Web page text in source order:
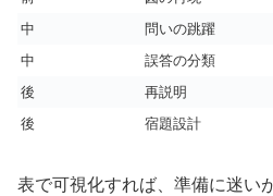
中
問いの跳躍
中
誤答の分類
後
再説明
後
宿題設計
表で可視化すれば、準備に迷い